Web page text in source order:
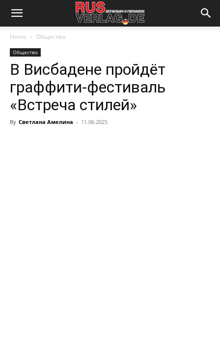
Home Общество
Общество
В Висбадене пройдёт
граффити-фестиваль
«Встреча стилей»
By Светлана Амелина - 11.06.2025